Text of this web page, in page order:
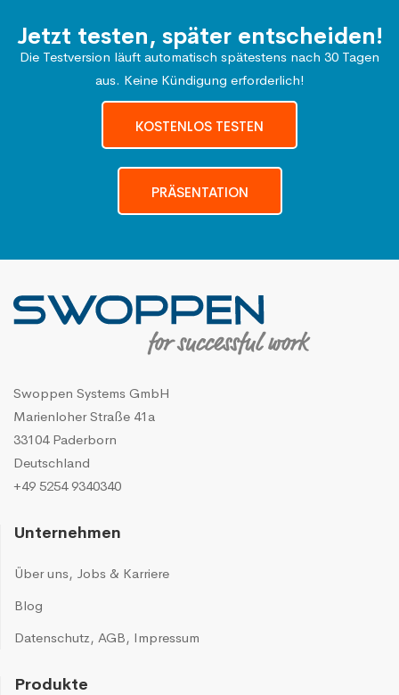
Jetzt testen, später entscheiden!
Die Testversion läuft automatisch spätestens nach 30 Tagen
aus. Keine Kündigung erforderlich!
KOSTENLOS TESTEN
PRÄSENTATION
Swoppen Systems GmbH
Marienloher Straße 41a
33104 Paderborn
Deutschland
+49 5254 9340340
Unternehmen
Über uns, Jobs & Karriere
Blog
Datenschutz, AGB, Impressum
Produkte